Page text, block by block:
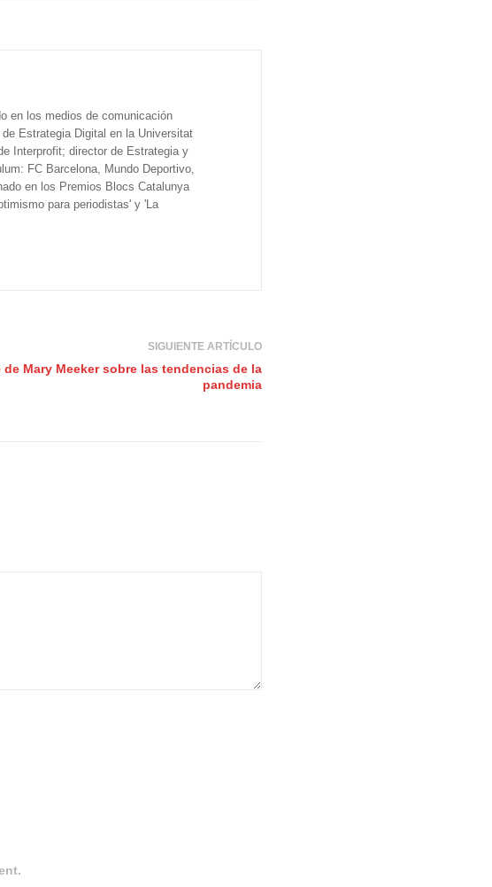
en los medios de comunicación
Estrategia Digital en la Universitat
Interprofit; director de Estrategia y
FC Barcelona, Mundo Deportivo,
en los Premios Blocs Catalunya
para periodistas' y 'La
SIGUIENTE ARTÍCULO
de Mary Meeker sobre las tendencias de la
pandemia